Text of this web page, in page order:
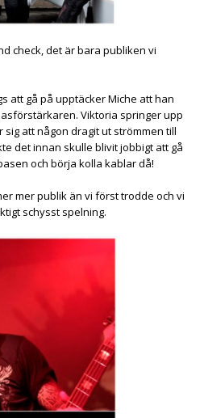
check, det är bara publiken vi
att gå på upptäcker Miche att han
Viktoria springer upp
att någon dragit ut strömmen till
det innan skulle blivit jobbigt att gå
och börja kolla kablar då!
mer publik än vi först trodde och vi
schysst spelning.